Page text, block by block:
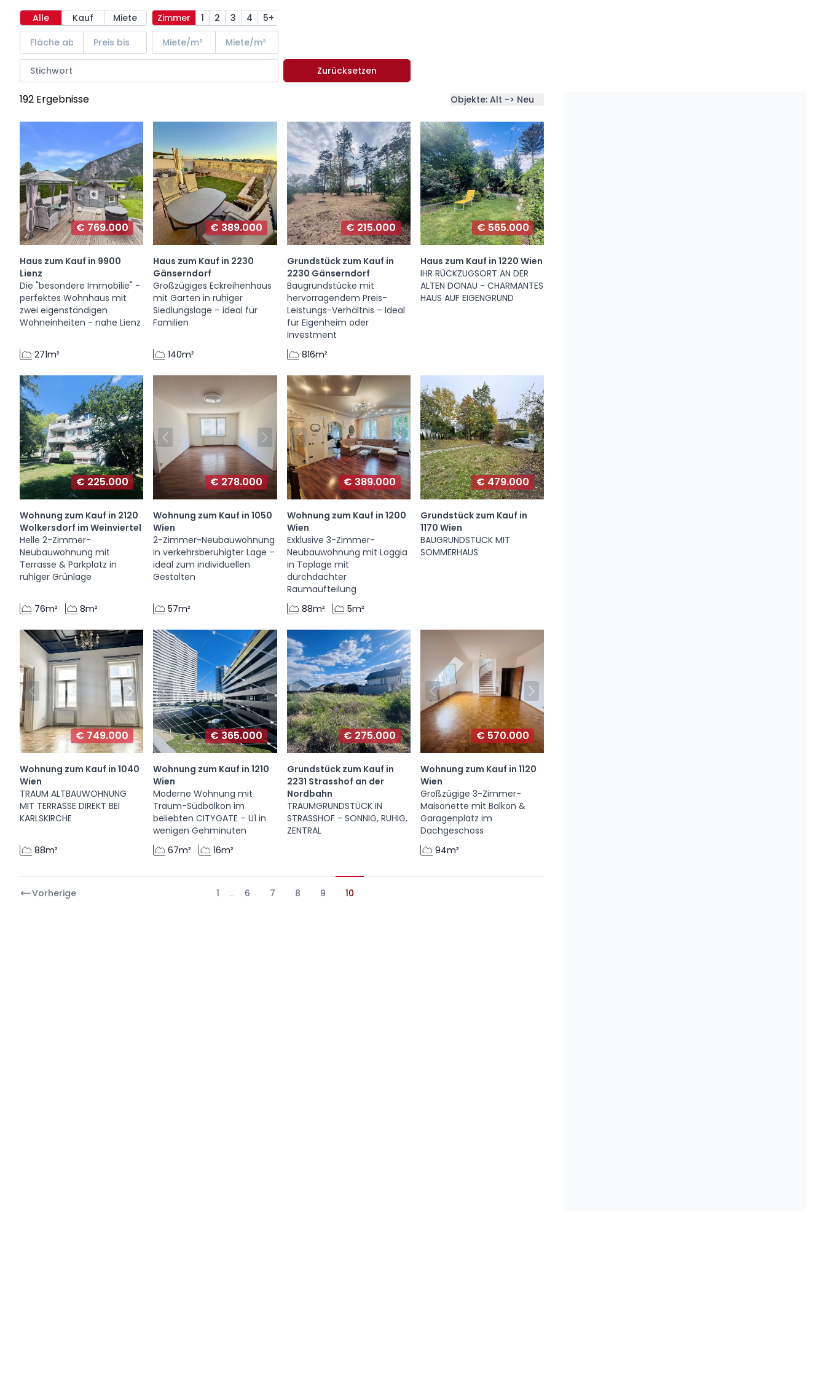
Alle Kauf Miete Zimmer 1 2 3 4 5+
Zurücksetzen
192 Ergebnisse Objekte: Alt -> Neu
€ 769.000
Haus zum Kauf in 9900
Lienz
Die "besondere Immobilie" -
perfektes Wohnhaus mit
zwei eigenständigen
Wohneinheiten - nahe Lienz
271m²
€ 389.000
Haus zum Kauf in 2230
Gänserndorf
Großzügiges Eckreihenhaus
mit Garten in ruhiger
Siedlungslage – ideal für
Familien
140m²
€ 215.000
Grundstück zum Kauf in
2230 Gänserndorf
Baugrundstücke mit
hervorragendem Preis-
Leistungs-Verhältnis – Ideal
für Eigenheim oder
Investment
816m²
€ 565.000
Haus zum Kauf in 1220 Wien
IHR RÜCKZUGSORT AN DER
ALTEN DONAU - CHARMANTES
HAUS AUF EIGENGRUND
€ 225.000
Wohnung zum Kauf in 2120
Wolkersdorf im Weinviertel
Helle 2-Zimmer-
Neubauwohnung mit
Terrasse & Parkplatz in
ruhiger Grünlage
76m² 8m²
€ 278.000
Wohnung zum Kauf in 1050
Wien
2-Zimmer-Neubauwohnung
in verkehrsberuhigter Lage –
ideal zum individuellen
Gestalten
57m²
€ 389.000
Wohnung zum Kauf in 1200
Wien
Exklusive 3-Zimmer-
Neubauwohnung mit Loggia
in Toplage mit
durchdachter
Raumaufteilung
88m²
5m²
€ 479.000
Grundstück zum Kauf in
1170 Wien
BAUGRUNDSTÜCK MIT
SOMMERHAUS
€ 749.000
Wohnung zum Kauf in 1040
Wien
TRAUM ALTBAUWOHNUNG
MIT TERRASSE DIREKT BEI
KARLSKIRCHE
88m²
€ 365.000
Wohnung zum Kauf in 1210
Wien
Moderne Wohnung mit
Traum-Südbalkon im
beliebten CITYGATE – U1 in
wenigen Gehminuten
67m²
16m²
€ 275.000
Grundstück zum Kauf in
2231 Strasshof an der
Nordbahn
TRAUMGRUNDSTÜCK IN
STRASSHOF - SONNIG, RUHIG,
ZENTRAL
€ 570.000
Wohnung zum Kauf in 1120
Wien
Großzügige 3-Zimmer-
Maisonette mit Balkon &
Garagenplatz im
Dachgeschoss
94m²
Vorherige 1 … 6 7 8 9 10